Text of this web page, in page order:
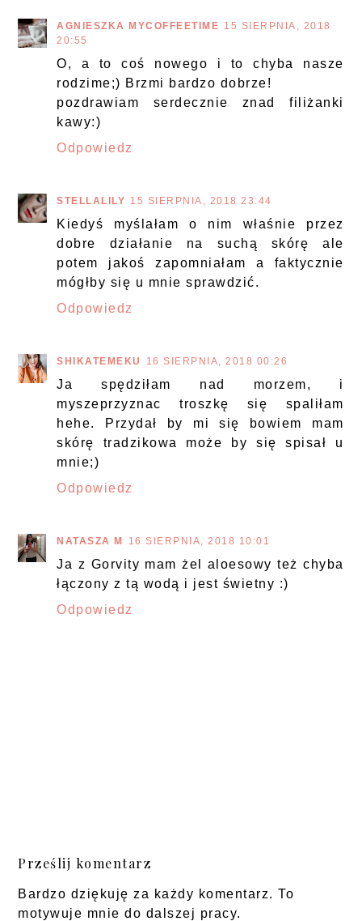
AGNIESZKA MYCOFFEETIME 15 SIERPNIA, 2018
20:55
O, a to coś nowego i to chyba nasze
rodzime;) Brzmi bardzo dobrze!
pozdrawiam serdecznie znad filiżanki
kawy:)
Odpowiedz
STELLALILY 15 SIERPNIA, 2018 23:44
Kiedyś myślałam o nim właśnie przez
dobre działanie na suchą skórę ale
potem jakoś zapomniałam a faktycznie
mógłby się u mnie sprawdzić.
Odpowiedz
SHIKATEMEKU 16 SIERPNIA, 2018 00:26
Ja spędziłam nad morzem, i
myszeprzyznac troszkę się spaliłam
hehe. Przydał by mi się bowiem mam
skórę tradzikowa może by się spisał u
mnie;)
Odpowiedz
NATASZA M 16 SIERPNIA, 2018 10:01
Ja z Gorvity mam żel aloesowy też chyba
łączony z tą wodą i jest świetny :)
Odpowiedz
Prześlij komentarz
Bardzo dziękuję za każdy komentarz. To
motywuje mnie do dalszej pracy.